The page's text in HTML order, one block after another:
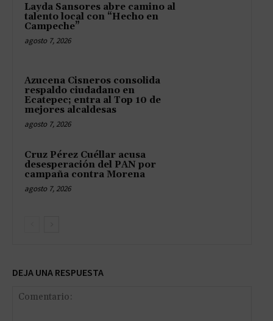
Layda Sansores abre camino al
talento local con “Hecho en
Campeche”
agosto 7, 2026
Azucena Cisneros consolida
respaldo ciudadano en
Ecatepec; entra al Top 10 de
mejores alcaldesas
agosto 7, 2026
Cruz Pérez Cuéllar acusa
desesperación del PAN por
campaña contra Morena
agosto 7, 2026
DEJA UNA RESPUESTA